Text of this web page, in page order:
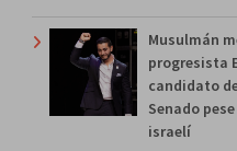
Musulmán
progresista
candidato
Senado
israelí